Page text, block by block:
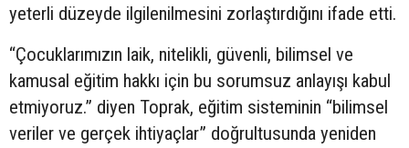
yeterli düzeyde ilgilenilmesini zorlaştırdığını ifade etti.
“Çocuklarımızın laik, nitelikli, güvenli, bilimsel ve
kamusal eğitim hakkı için bu sorumsuz anlayışı kabul
etmiyoruz.” diyen Toprak, eğitim sisteminin “bilimsel
veriler ve gerçek ihtiyaçlar” doğrultusunda yeniden